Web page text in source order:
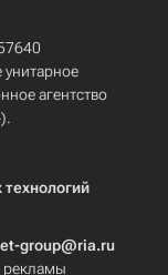
унитарное
агентство
group@ria.ru
рекламы